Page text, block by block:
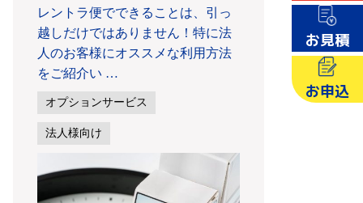
お見積
お申込
レントラ便でできることは、引っ
越しだけではありません！特に法
人のお客様にオススメな利用方法
をご紹介い …
オプションサービス
法人様向け